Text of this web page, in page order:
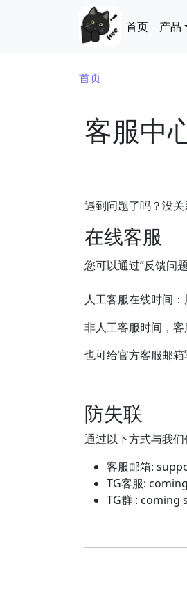
Main
首页 产品
面包屑
首页
客服中
遇到问题了吗？没关
在线客服
您可以通过“反馈问
人工客服在线时间
非人工客服时间，客
也可给官方客服邮箱
防失联
通过以下方式与我
客服邮箱:
TG客服:
TG群 : coming